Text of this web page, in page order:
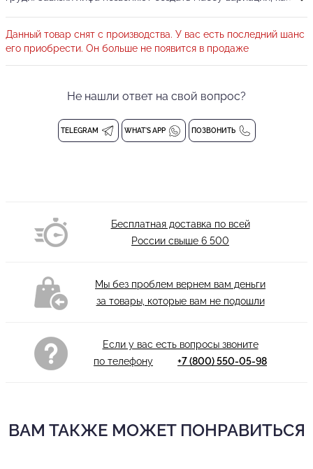
выполнена из фирменного материала, приятного на ощупь и
деликатного к коже.
нижнего белья и обмену и возврату не подлежит
Деликатная стирка при 30 градусах
Данный товар снят с производства. У вас есть последний шанс
его приобрести. Он больше не появится в продаже
Не нашли ответ на свой вопрос?
TELEGRAM WHAT'S APP ПОЗВОНИТЬ
Бесплатная доставка по всей
России свыше 6 500
Мы без проблем вернем вам деньги
за товары, которые вам не подошли
Если у вас есть вопросы звоните
по телефону
+7 (800) 550-05-98
ВАМ ТАКЖЕ МОЖЕТ ПОНРАВИТЬСЯ